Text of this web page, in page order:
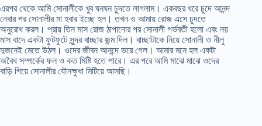
এরপর থেকে আমি সোনালীকে খুব ঘনঘন চুদতে লাগলাম। একবছর ধরে চুদে আনন্দ
নেবার পর সোনালীর মা হবার ইচ্ছে হল। তখন ও আমায় রোজ এসে চুদতে
অনুরোধ করল। প্রায় তিন মাস রোজ ঠাপানোর পর সোনালী গর্ভবতী হলো এবং নয়
মাস বাদে একটা ফুটফুটে সুন্দর বাচ্ছার জন্ম দিল। বাচ্ছাটাকে নিয়ে সোনালী ও নীলু
দুজনেই মেতে উঠল। ওদের জীবন আনন্দে ভরে গেল। আমার মনে হল একটা
অবৈধ সম্পর্কের ফল ও কত মিষ্টি হতে পারে। এর পরে আমি মাঝে মাঝে ওদের
বাড়ি গিয়ে সোনালীর যৌনক্ষুধা মিটিয়ে আসছি।